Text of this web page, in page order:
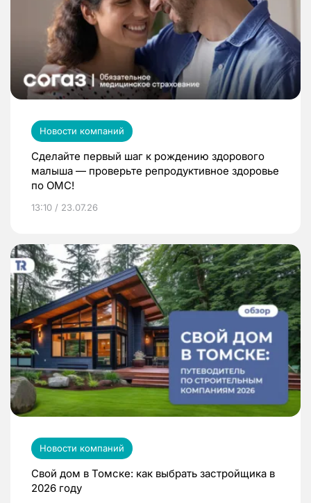
Новости компаний
Сделайте первый шаг к рождению здорового
малыша — проверьте репродуктивное здоровье
по ОМС!
13:10 / 23.07.26
Новости компаний
Свой дом в Томске: как выбрать застройщика в
2026 году